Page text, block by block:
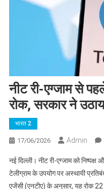
नीट री-एग्जाम से
रोक, सरकार ने
भारत 2
17/06/2026 Admin
नई दिल्ली। नीट री-एग्जाम को
टेलीग्राम के उपयोग पर अस्थायी
एजेंसी (एनटीए) के अनुसार, यह रोक